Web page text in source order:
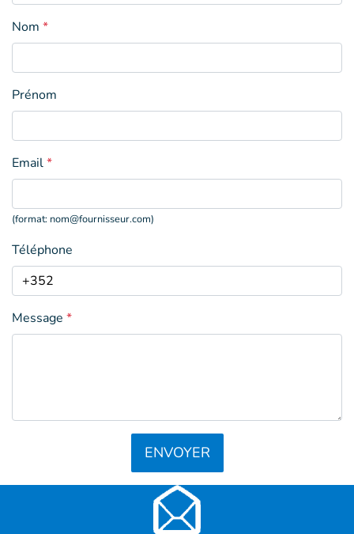
Nom *
Prénom
Email*
(format: nom@fournisseur.com)
Téléphone
Message *
ENVOYER